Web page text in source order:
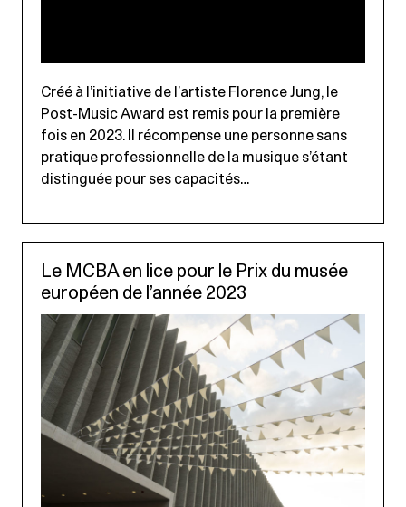
Créé à l’initiative de l’artiste Florence Jung, le
Post-Music Award est remis pour la première
fois en 2023. Il récompense une personne sans
pratique professionnelle de la musique s’étant
distinguée pour ses capacités…
Le MCBA en lice pour le Prix du musée
européen de l’année 2023